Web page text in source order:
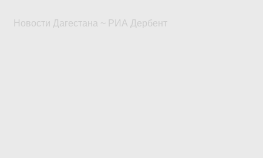
Новости Дагестана ~ РИА Дербент